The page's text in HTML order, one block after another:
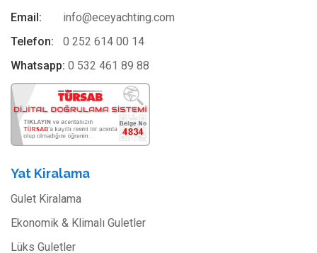
Email:
info@eceyachting.com
Telefon:
0 252 614 00 14
Whatsapp: 0 532 461 89 88
Yat Kiralama
Gulet Kiralama
Ekonomik & Klimalı Guletler
Lüks Guletler